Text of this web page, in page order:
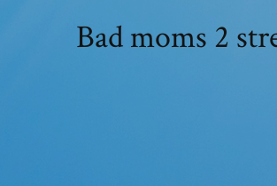
Bad moms 2